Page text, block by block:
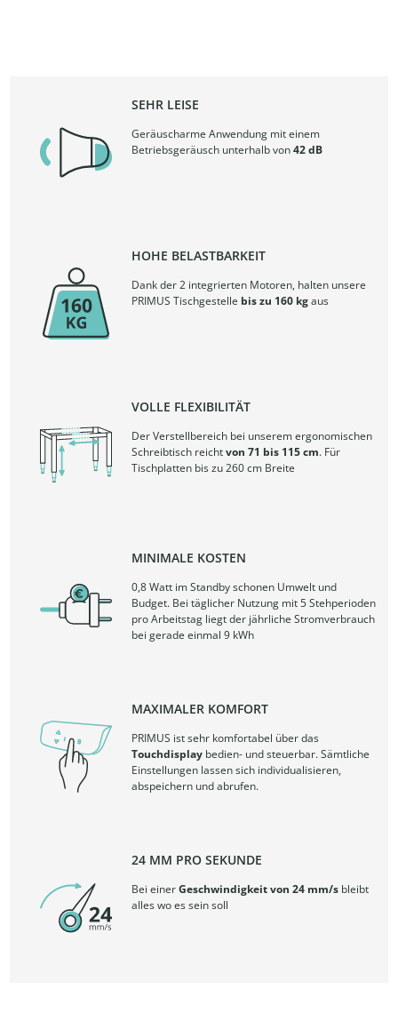
SEHR LEISE
Geräuscharme Anwendung mit einem
Betriebsgeräusch unterhalb von42 dB
HOHE BELASTBARKEIT
Dank der 2 integrierten Motoren, halten unsere
PRIMUS Tischgestelle bis zu 160 kgaus
VOLLE FLEXIBILITÄT
Der Verstellbereich bei unserem ergonomischen
Schreibtisch reichtvon 71 bis 115 cm. Für
Tischplatten bis zu 260 cm Breite
MINIMALE KOSTEN
0,8 Watt im Standby schonen Umwelt und
Budget. Bei täglicher Nutzung mit 5 Stehperioden
pro Arbeitstag liegt der jährliche Stromverbrauch
bei gerade einmal 9 kWh
MAXIMALER KOMFORT
PRIMUS ist sehr komfortabel über das
Touchdisplay bedien- und steuerbar. Sämtliche
Einstellungen lassen sich individualisieren,
abspeichern und abrufen.
24 MM PRO SEKUNDE
Bei einerGeschwindigkeit von 24 mm/s bleibt
alles wo es sein soll